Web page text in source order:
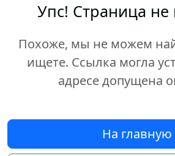
Упс! Страница не
Похоже, мы не можем
ищете. Ссылка могла
адресе допущена
На главную